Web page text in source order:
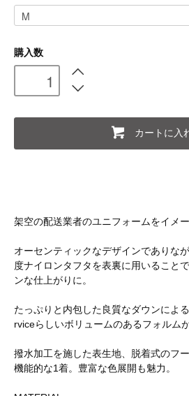
購入数
カートに入
架空の配送業者のユニフォームをイメ
オーセンティックなデザインでありな
度ナイロンタフタを表裏に用いること
ンな仕上がりに。
たっぷりと内包した良質なダウンによ
rviceらしいボリュームのあるフォルムが
撥水加工を施した表生地、脱着式のフ
機能的な1着。豊富な色展開も魅力。